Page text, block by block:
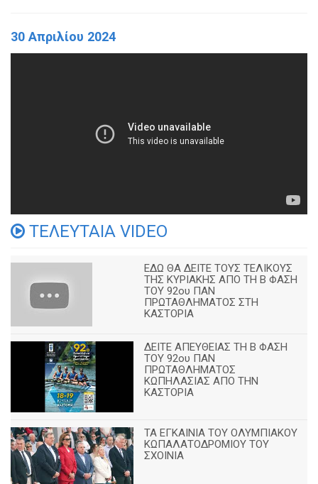
30 Απριλίου 2024
ΤΕΛΕΥΤΑΙΑ VIDEO
ΕΔΩ ΘΑ ΔΕΙΤΕ ΤΟΥΣ ΤΕΛΙΚΟΥΣ
ΤΗΣ ΚΥΡΙΑΚΗΣ ΑΠΟ ΤΗ Β ΦΑΣΗ
ΤΟΥ 92ου ΠΑΝ
ΠΡΩΤΑΘΛΗΜΑΤΟΣ ΣΤΗ
ΚΑΣΤΟΡΙΑ
ΔΕΙΤΕ ΑΠΕΥΘΕΙΑΣ ΤΗ Β ΦΑΣΗ
ΤΟΥ 92ου ΠΑΝ
ΠΡΩΤΑΘΛΗΜΑΤΟΣ
ΚΩΠΗΛΑΣΙΑΣ ΑΠΟ ΤΗΝ
ΚΑΣΤΟΡΙΑ
TA ΕΓΚΑΙΝΙΑ ΤΟΥ ΟΛΥΜΠΙΑΚΟΥ
ΚΩΠΑΛΑΤΟΔΡΟΜΙΟΥ ΤΟΥ
ΣΧΟΙΝΙΑ